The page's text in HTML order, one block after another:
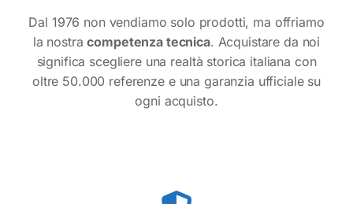
Dal 1976 non vendiamo solo prodotti, ma offriamo
la nostracompetenza tecnica. Acquistare da noi
significa scegliere una realtà storica italiana con
oltre 50.000 referenze e una garanzia ufficiale su
ogni acquisto.